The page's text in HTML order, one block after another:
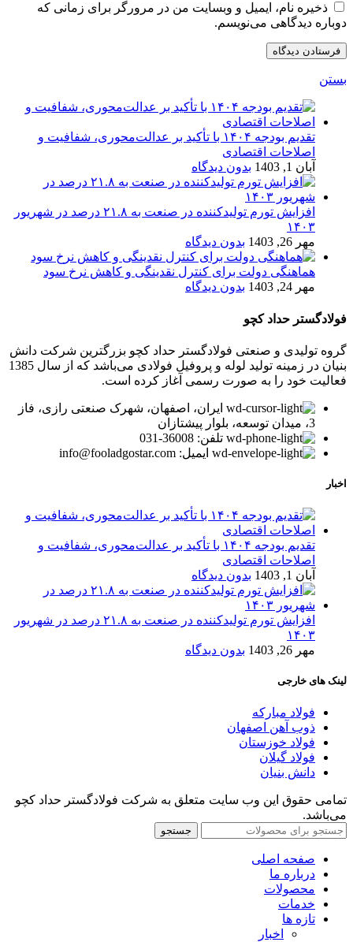
ذخیره نام، ایمیل و وبسایت من در مرورگر برای زمانی که
دوباره دیدگاهی می‌نویسم.
بستن
تقدیم بودجه ۱۴۰۴ با تأکید بر عدالت‌محوری، شفافیت و
اصلاحات اقتصادی
آبان 1, 1403
بدون دیدگاه
افزایش تورم تولیدکننده در صنعت به ۲۱.۸ درصد در شهریور
۱۴۰۳
مهر 26, 1403
بدون دیدگاه
هماهنگی دولت برای کنترل نقدینگی و کاهش نرخ سود
مهر 24, 1403
بدون دیدگاه
فولادگستر حداد کچو
گروه تولیدی و صنعتی فولادگستر حداد کچو بزرگترین شرکت دانش
بنیان در زمینه تولید لوله و پروفیل فولادی می‌باشد که از سال 1385
فعالیت خود را به صورت رسمی آغاز کرده است.
ایران، اصفهان، شهرک صنعتی رازی، فاز
3، میدان توسعه، بلوار پیشتازان
تلفن: 36008-031
ایمیل: info@fooladgostar.com
اخبار
تقدیم بودجه ۱۴۰۴ با تأکید بر عدالت‌محوری، شفافیت و
اصلاحات اقتصادی
آبان 1, 1403
بدون دیدگاه
افزایش تورم تولیدکننده در صنعت به ۲۱.۸ درصد در شهریور
۱۴۰۳
مهر 26, 1403
بدون دیدگاه
لینک های خارجی
فولاد مبارکه
ذوب آهن اصفهان
فولاد خوزستان
فولاد گیلان
دانش بنیان
تمامی حقوق این وب سایت متعلق به شرکت فولادگستر حداد کچو
می‌باشد.
جستجو
صفحه اصلی
درباره ما
محصولات
خدمات
تازه ها
اخبار